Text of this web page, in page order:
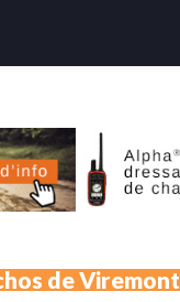
de Viremont